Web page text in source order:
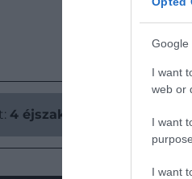
Google
I want
web or
I want
I want
4 éjszakai vonatút